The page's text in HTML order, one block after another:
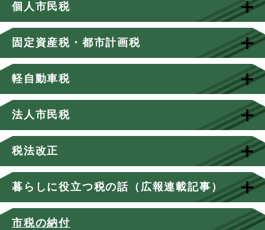
個人市民税
固定資産税・都市計画税
軽自動車税
法人市民税
税法改正
暮らしに役立つ税の話（広報連載記事）
市税の納付